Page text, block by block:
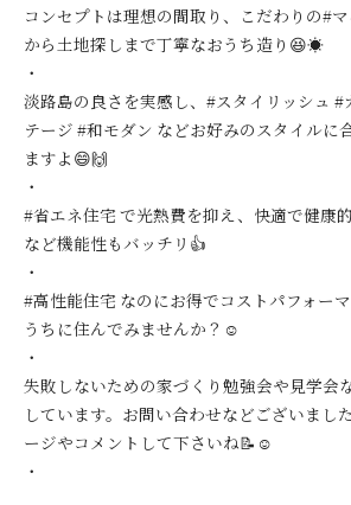
コンセプトは理想の間取り、こだわりの#
から土地探しまで丁寧なおうち造り😆☀️
・
淡路島の良さを実感し、#スタイリッシュ #
テージ #和モダン などお好みのスタイルに
ますよ😄🙌
・
#省エネ住宅 で光熱費を抑え、快適で健康
など機能性もバッチリ👍
・
#高性能住宅 なのにお得でコストパフォー
うちに住んでみませんか？☺️
・
失敗しないための家づくり勉強会や見学会
しています。お問い合わせなどございまし
ージやコメントして下さいね📝☺️
・